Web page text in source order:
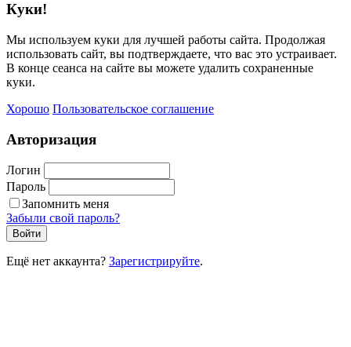
Куки!
Мы используем куки для лучшей работы сайта. Продолжая
использовать сайт, вы подтверждаете, что вас это устраивает.
В конце сеанса на сайте вы можете удалить сохраненные
куки.
Хорошо Пользовательское соглашение
Авторизация
Логин
Пароль
Запомнить меня
Забыли свой пароль?
Войти
Ещё нет аккаунта? Зарегистрируйте.